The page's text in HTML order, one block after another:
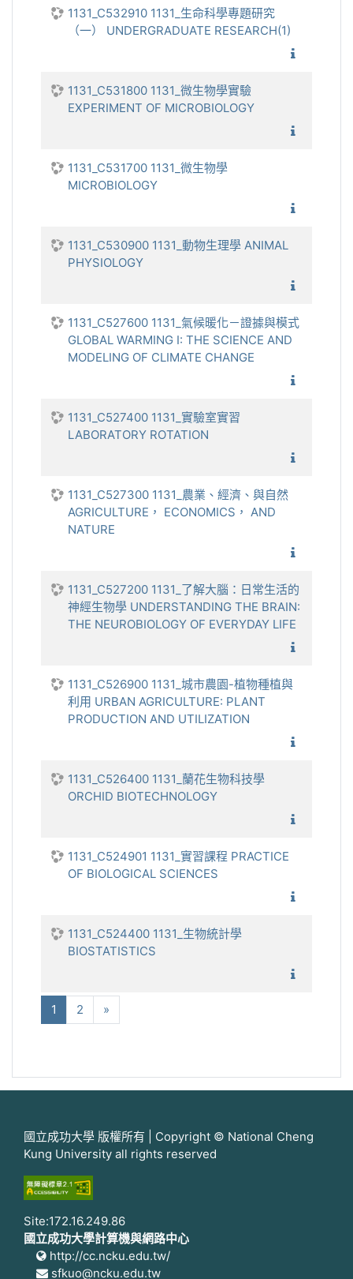
1131_C532910 1131_生命科學專題研究
（一） UNDERGRADUATE RESEARCH(1)
1131_C531800 1131_微生物學實驗
EXPERIMENT OF MICROBIOLOGY
1131_C531700 1131_微生物學
MICROBIOLOGY
1131_C530900 1131_動物生理學 ANIMAL
PHYSIOLOGY
1131_C527600 1131_氣候暖化－證據與模式
GLOBAL WARMING I: THE SCIENCE AND
MODELING OF CLIMATE CHANGE
1131_C527400 1131_實驗室實習
LABORATORY ROTATION
1131_C527300 1131_農業、經濟、與自然
AGRICULTURE， ECONOMICS， AND
NATURE
1131_C527200 1131_了解大腦：日常生活的
神經生物學 UNDERSTANDING THE BRAIN:
THE NEUROBIOLOGY OF EVERYDAY LIFE
1131_C526900 1131_城市農園-植物種植與
利用 URBAN AGRICULTURE: PLANT
PRODUCTION AND UTILIZATION
1131_C526400 1131_蘭花生物科技學
ORCHID BIOTECHNOLOGY
1131_C524901 1131_實習課程 PRACTICE
OF BIOLOGICAL SCIENCES
1131_C524400 1131_生物統計學
BIOSTATISTICS
1 (current)
2 »
國立成功大學 版權所有 | Copyright © National Cheng
Kung University all rights reserved
Site:172.16.249.86
國立成功大學計算機與網路中心
http://cc.ncku.edu.tw/
sfkuo@ncku.edu.tw